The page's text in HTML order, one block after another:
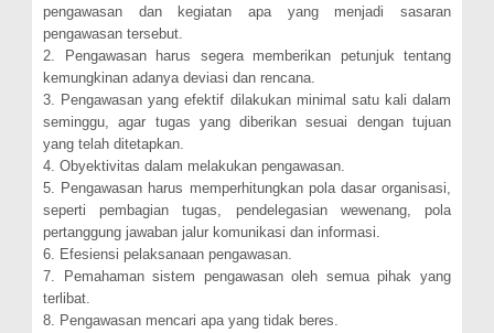
pengawasan dan kegiatan apa yang menjadi sasaran
pengawasan tersebut.
2. Pengawasan harus segera memberikan petunjuk tentang
kemungkinan adanya deviasi dan rencana.
3. Pengawasan yang efektif dilakukan minimal satu kali dalam
seminggu, agar tugas yang diberikan sesuai dengan tujuan
yang telah ditetapkan.
4. Obyektivitas dalam melakukan pengawasan.
5. Pengawasan harus memperhitungkan pola dasar organisasi,
seperti pembagian tugas, pendelegasian wewenang, pola
pertanggung jawaban jalur komunikasi dan informasi.
6. Efesiensi pelaksanaan pengawasan.
7. Pemahaman sistem pengawasan oleh semua pihak yang
terlibat.
8. Pengawasan mencari apa yang tidak beres.